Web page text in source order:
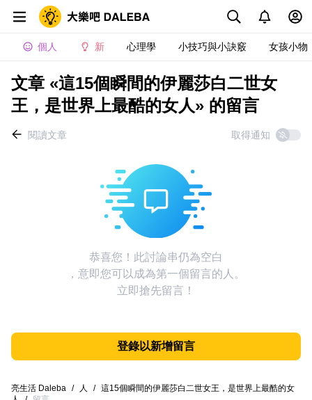
個人 新 心理學 小技巧與小訣竅 女孩小物
文章 «這15個瞬間的伊麗莎白二世女
王，是世界上最酷的女人» 的留言
閱讀文章 取得通知
恭喜您！此討論串仍為空白
，意即您可以成為第一個留言的人。
立即搶先留言！
登錄以新增留言
亮生活 Daleba / 人 / 這15個瞬間的伊麗莎白二世女王，是世界上最酷的女